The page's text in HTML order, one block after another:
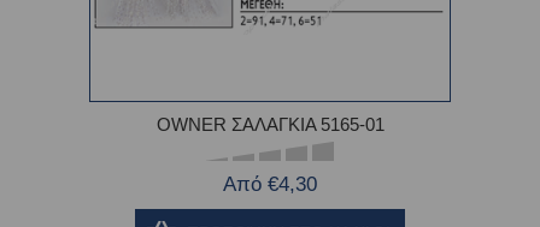
OWNER ΣΑΛΑΓΚΙΑ 5165-01
Από €4,30